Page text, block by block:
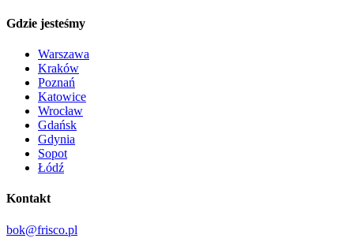
Gdzie jesteśmy
Warszawa
Kraków
Poznań
Katowice
Wrocław
Gdańsk
Gdynia
Sopot
Łódź
Kontakt
bok@frisco.pl